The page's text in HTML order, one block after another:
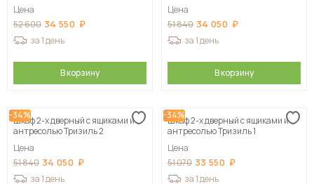
Цена
52 600 34 550
за 1 день
В корзину
Цена
51 840 34 050
за 1 день
В корзину
-34%
Шкаф 2-х дверный с ящиками и
антресолью Тризиль 2
Цена
51 840 34 050
за 1 день
-34%
Шкаф 2-х дверный с ящиками и
антресолью Тризиль 1
Цена
51 070 33 550
за 1 день